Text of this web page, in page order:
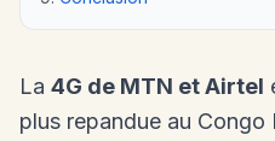
La 4G de MTN et Airtel
plus repandue au